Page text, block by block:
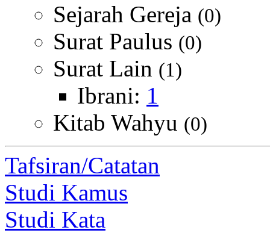
Sejarah Gereja (0)
Surat Paulus (0)
Surat Lain (1)
Ibrani: 1
Kitab Wahyu (0)
Tafsiran/Catatan
Studi Kamus
Studi Kata